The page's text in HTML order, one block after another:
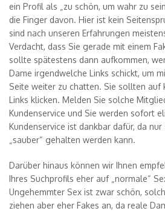
ein Profil als „zu schön, um wahr zu
die Finger davon. Hier ist kein
sind nach unseren Erfahrungen
Verdacht, dass Sie gerade mit einem
sollte spätestens dann aufkommen,
Dame irgendwelche Links schickt, um
Seite weiter zu chatten. Sie sollten auf
Links klicken. Melden Sie solche
Kundenservice und Sie werden sofort
Kundenservice ist dankbar dafür, da
„sauber“ gehalten werden kann.
Darüber hinaus können wir Ihnen
Ihres Suchprofils eher auf „normale“
Ungehemmter Sex ist zwar schön,
ziehen aber eher Fakes an, da reale